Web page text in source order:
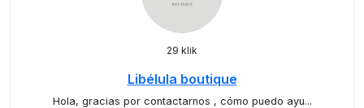
29 klik
Libélula boutique
Hola, gracias por contactarnos , cómo puedo ayu...